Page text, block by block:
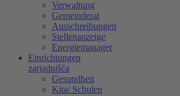
Verwaltung
Gemeinderat
Ausschreibungen
Stellenanzeige
Energiemanager
Einrichtungen
zarjadnišća
Gesundheit
Kita/ Schulen